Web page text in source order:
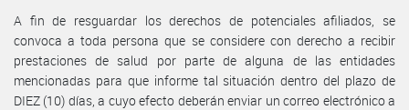
A fin de resguardar los derechos de potenciales afiliados, se
convoca a toda persona que se considere con derecho a recibir
prestaciones de salud por parte de alguna de las entidades
mencionadas para que informe tal situación dentro del plazo de
DIEZ (10) días, a cuyo efecto deberán enviar un correo electrónico a